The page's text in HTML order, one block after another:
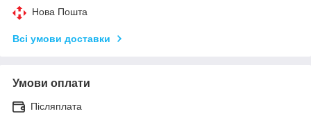
Нова Пошта
Всі умови доставки
Умови оплати
Післяплата